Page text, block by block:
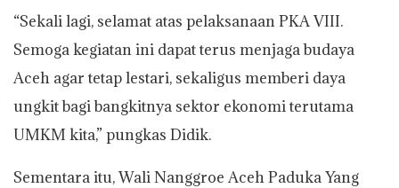
“Sekali lagi, selamat atas pelaksanaan PKA VIII.
Semoga kegiatan ini dapat terus menjaga budaya
Aceh agar tetap lestari, sekaligus memberi daya
ungkit bagi bangkitnya sektor ekonomi terutama
UMKM kita,” pungkas Didik.
Sementara itu, Wali Nanggroe Aceh Paduka Yang